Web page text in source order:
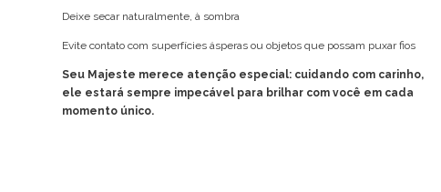
Deixe secar naturalmente, à sombra
Evite contato com superfícies ásperas ou objetos que possam puxar fios
Seu Majeste merece atenção especial: cuidando com carinho,
ele estará sempre impecável para brilhar com você em cada
momento único.